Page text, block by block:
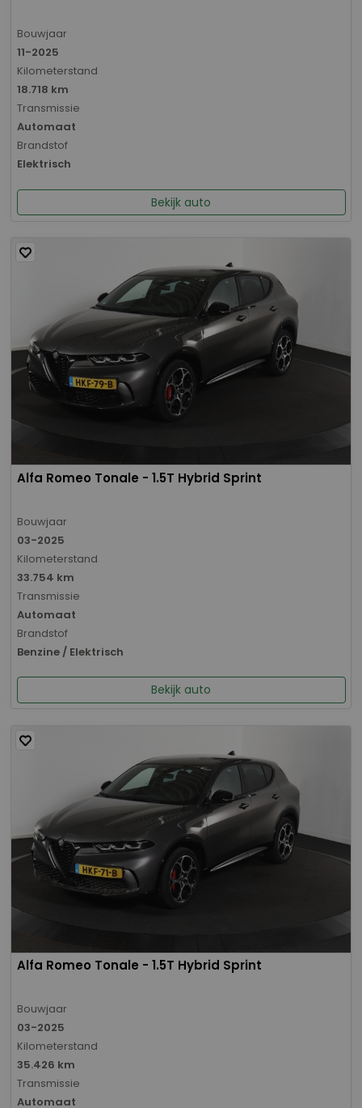
Bouwjaar
11-2025
Kilometerstand
18.718 km
Transmissie
Automaat
Brandstof
Elektrisch
Bekijk auto
Alfa Romeo Tonale - 1.5T Hybrid Sprint
Bouwjaar
03-2025
Kilometerstand
33.754 km
Transmissie
Automaat
Brandstof
Benzine / Elektrisch
Bekijk auto
Alfa Romeo Tonale - 1.5T Hybrid Sprint
Bouwjaar
03-2025
Kilometerstand
35.426 km
Transmissie
Automaat